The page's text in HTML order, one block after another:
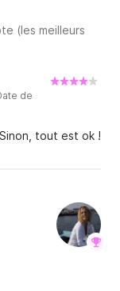
(les meilleurs
de
tout est ok !